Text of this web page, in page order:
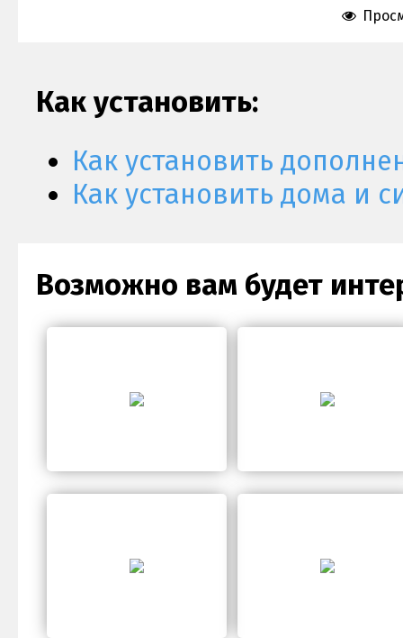
Как установить:
Как установить
Как установить дома и
Возможно вам будет